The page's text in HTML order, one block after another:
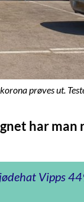
prøves ut.
har man
Vipps